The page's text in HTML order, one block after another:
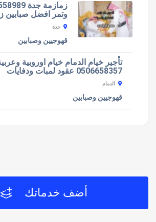
وتمر افضل صبابين
جدة
قهوجيين وصبابين
تأجير خيام الدمام خيام اوروبية
0506658357 عقود لمبات ودفايات
الدمام
قهوجيين وصبابين
أضف خدماتك